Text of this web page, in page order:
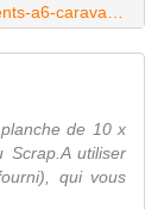
de 10 x
utiliser
qui vous